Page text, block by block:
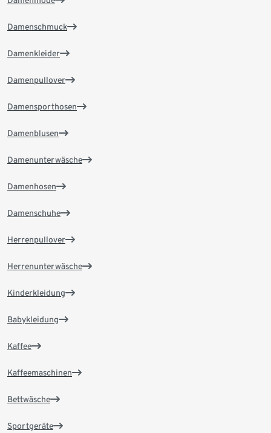
Damenschmuck
Damenkleider
Damenpullover
Damensporthosen
Damenblusen
Damenunterwäsche
Damenhosen
Damenschuhe
Herrenpullover
Herrenunterwäsche
Kinderkleidung
Babykleidung
Kaffee
Kaffeemaschinen
Bettwäsche
Sportgeräte